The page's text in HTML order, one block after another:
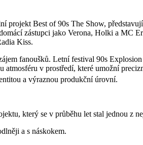
projekt Best of 90s The Show,
zástupci jako Verona, Holki a MC
Kiss.
fanoušků. Letní festival 90s
atmosféru v prostředí, které umožní
a výraznou produkční úrovní.
který se v průběhu let stal jednou z
a s náskokem.